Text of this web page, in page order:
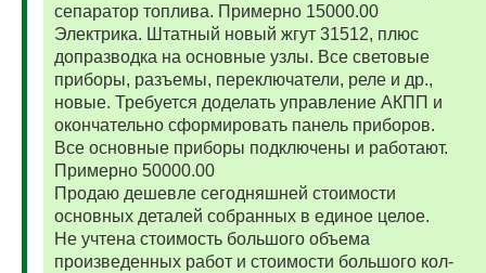
сепаратор топлива. Примерно 15000.00
Электрика. Штатный новый жгут 31512, плюс
допразводка на основные узлы. Все световые
приборы, разъемы, переключатели, реле и др.,
новые. Требуется доделать управление АКПП и
окончательно сформировать панель приборов.
Все основные приборы подключены и работают.
Примерно 50000.00
Продаю дешевле сегодняшней стоимости
основных деталей собранных в единое целое.
Не учтена стоимость большого объема
произведенных работ и стоимости большого кол-